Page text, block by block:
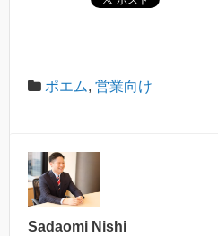
ポエム, 営業向け
Sadaomi Nishi